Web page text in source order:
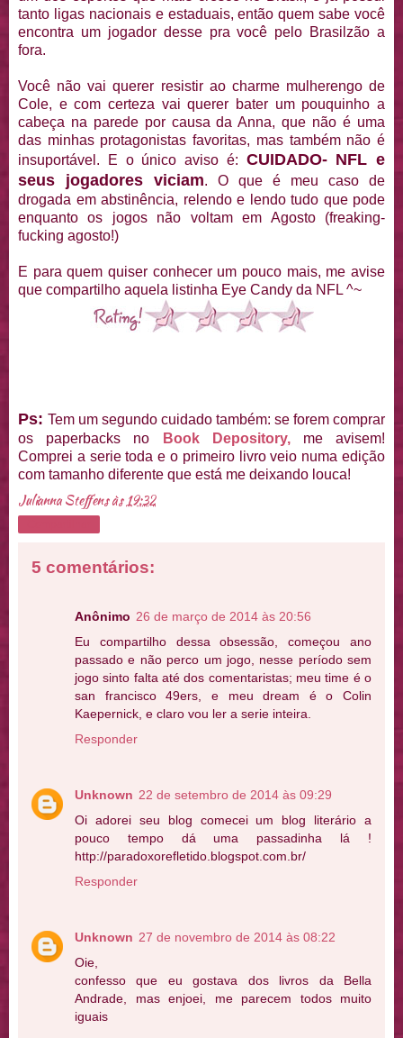
tanto ligas nacionais e estaduais, então quem sabe você
encontra um jogador desse pra você pelo Brasilzão a
fora.
Você não vai querer resistir ao charme mulherengo de
Cole, e com certeza vai querer bater um pouquinho a
cabeça na parede por causa da Anna, que não é uma
das minhas protagonistas favoritas, mas também não é
insuportável. E o único aviso é: CUIDADO- NFL e
seus jogadores viciam. O que é meu caso de
drogada em abstinência, relendo e lendo tudo que pode
enquanto os jogos não voltam em Agosto (freaking-
fucking agosto!)
E para quem quiser conhecer um pouco mais, me avise
que compartilho aquela listinha Eye Candy da NFL ^~
Ps: Tem um segundo cuidado também: se forem comprar
os paperbacks no
Book Depository,me avisem!
Comprei a serie toda e o primeiro livro veio numa edição
com tamanho diferente que está me deixando louca!
Julianna Steffensàs19:32
5 comentários:
Anônimo 26 de março de 2014 às 20:56
Eu compartilho dessa obsessão, começou ano
passado e não perco um jogo, nesse período sem
jogo sinto falta até dos comentaristas; meu time é o
san francisco 49ers, e meu dream é o Colin
Kaepernick, e claro vou ler a serie inteira.
Responder
Unknown 22 de setembro de 2014 às 09:29
Oi adorei seu blog comecei um blog literário a
pouco tempo dá uma passadinha lá !
http://paradoxorefletido.blogspot.com.br/
Responder
Unknown 27 de novembro de 2014 às 08:22
Oie,
confesso que eu gostava dos livros da Bella
Andrade, mas enjoei, me parecem todos muito
iguais